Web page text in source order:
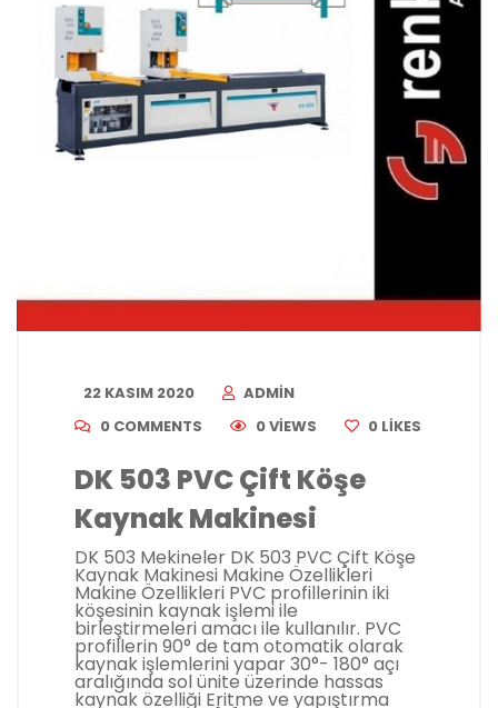
22 KASIM 2020
ADMIN
0 COMMENTS
0 VIEWS 0 LIKES
DK 503 PVC Çift Köşe
Kaynak Makinesi
DK 503 Mekineler DK 503 PVC Çift Köşe
Kaynak Makinesi Makine Özellikleri
Makine Özellikleri PVC profillerinin iki
köşesinin kaynak işlemi ile
birleştirmeleri amacı ile kullanılır. PVC
profillerin 90° de tam otomatik olarak
kaynak işlemlerini yapar 30°- 180° açı
aralığında sol ünite üzerinde hassas
kaynak özelliği Eritme ve yapıştırma